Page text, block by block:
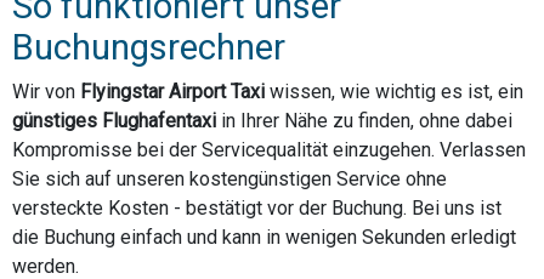
Buchungsrechner
Wir von Flyingstar Airport Taxi wissen, wie wichtig es ist, ein
günstiges Flughafentaxi in Ihrer Nähe zu finden, ohne dabei
Kompromisse bei der Servicequalität einzugehen. Verlassen
Sie sich auf unseren kostengünstigen Service ohne
versteckte Kosten - bestätigt vor der Buchung. Bei uns ist
die Buchung einfach und kann in wenigen Sekunden erledigt
werden.